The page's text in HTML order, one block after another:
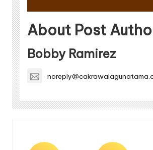
About Post
Bobby Ramirez